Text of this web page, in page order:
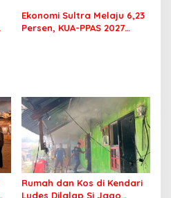
Sasaran
Ekonomi Sultra Melaju 6,23
Persen, KUA-PPAS 2027
Rumah dan Kos di Kendari
Ludes Dilalap Si Jago